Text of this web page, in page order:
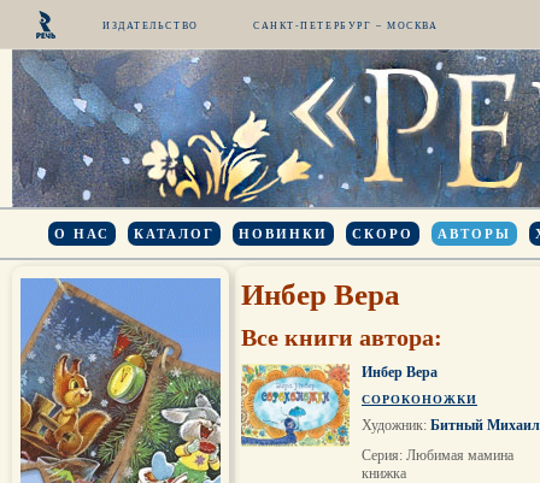
ИЗДАТЕЛЬСТВО САНКТ-ПЕТЕРБУРГ – МОСКВА
О НАС КАТАЛОГ НОВИНКИ СКОРО АВТОРЫ
Инбер Вера
Все книги автора:
Инбер Вера
СОРОКОНОЖКИ
Художник: Битный Михаил
Серия: Любимая мамина
книжка